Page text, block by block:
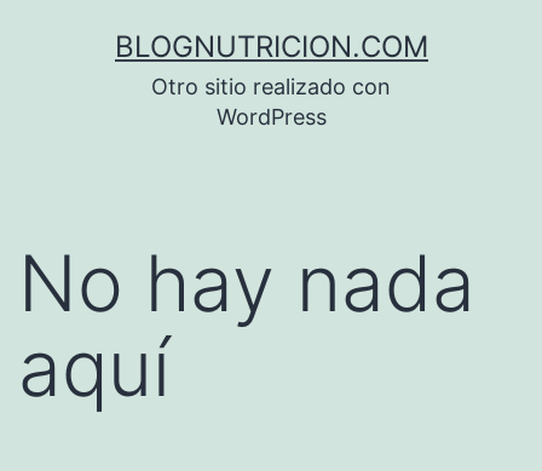
BLOGNUTRICION.COM
Otro sitio realizado con
WordPress
No hay nada
aquí